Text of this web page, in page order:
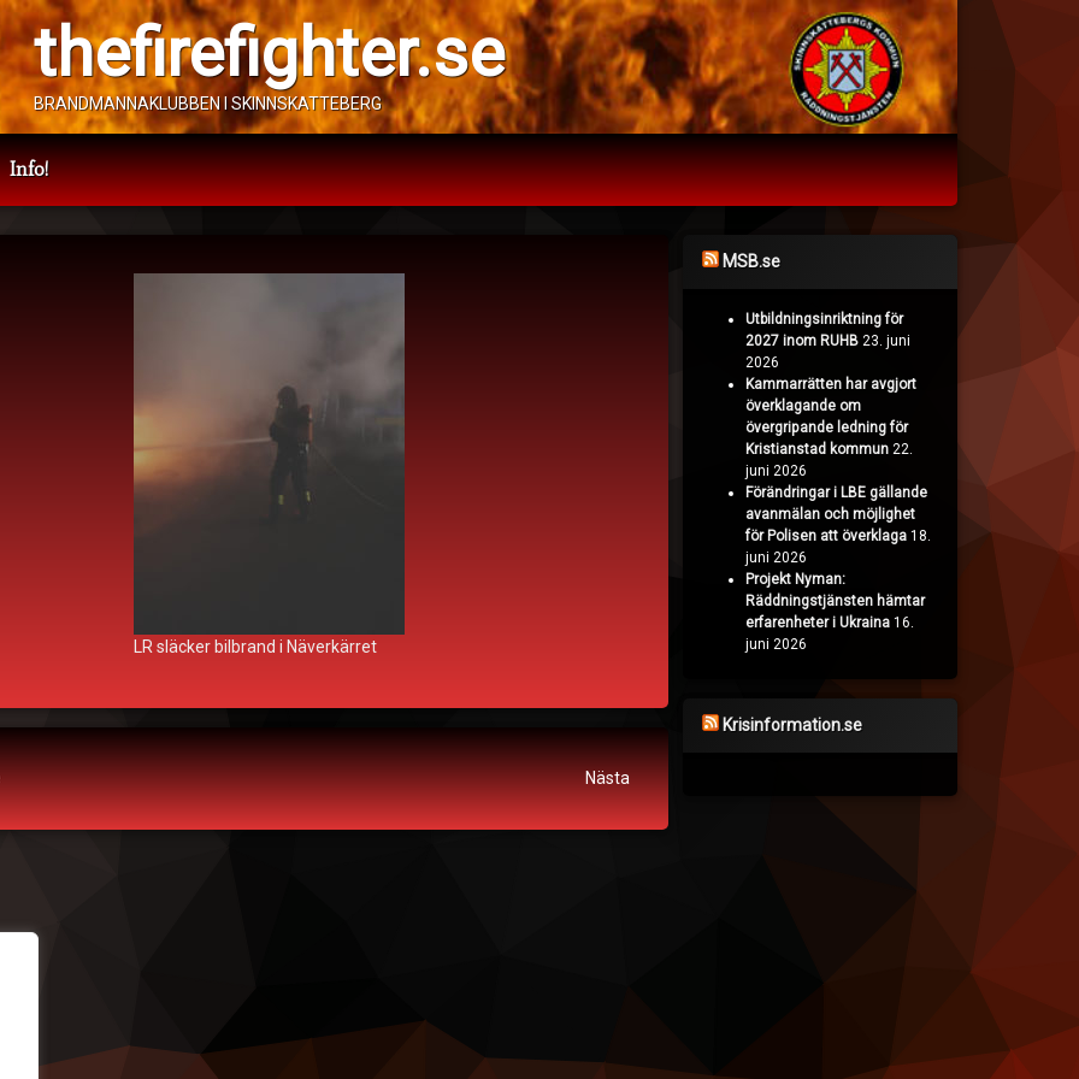
thefirefighter.se
BRANDMANNAKLUBBEN I SKINNSKATTEBERG
Info!
LR släcker bilbrand i Näverkärret
Nästa
MSB.se
Utbildningsinriktning för
2027 inom RUHB 23. juni
2026
Kammarrätten har avgjort
överklagande om
övergripande ledning för
Kristianstad kommun 22.
juni 2026
Förändringar i LBE gällande
avanmälan och möjlighet
för Polisen att överklaga 18.
juni 2026
Projekt Nyman:
Räddningstjänsten hämtar
erfarenheter i Ukraina 16.
juni 2026
Krisinformation.se